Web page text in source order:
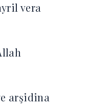
vera
arşidina